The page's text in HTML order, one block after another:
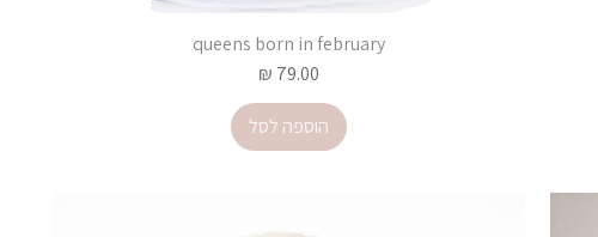
queens born in february
מחיר
הוספה לסל